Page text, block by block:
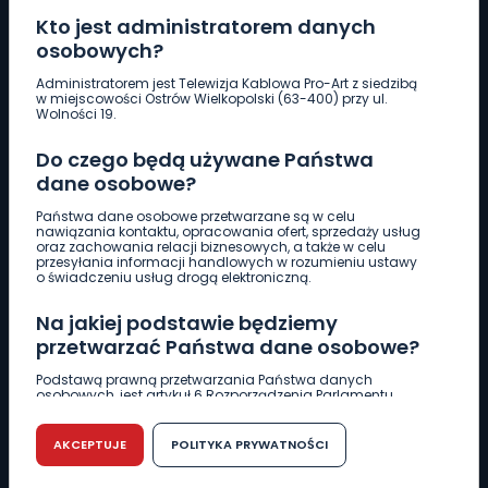
Kto jest administratorem danych
osobowych?
Administratorem jest Telewizja Kablowa Pro-Art z siedzibą
w miejscowości Ostrów Wielkopolski (63-400) przy ul.
Wolności 19.
Do czego będą używane Państwa
dane osobowe?
Państwa dane osobowe przetwarzane są w celu
nawiązania kontaktu, opracowania ofert, sprzedaży usług
oraz zachowania relacji biznesowych, a także w celu
przesyłania informacji handlowych w rozumieniu ustawy
o świadczeniu usług drogą elektroniczną.
Na jakiej podstawie będziemy
przetwarzać Państwa dane osobowe?
Podstawą prawną przetwarzania Państwa danych
osobowych, jest artykuł 6 Rozporządzenia Parlamentu
r. w sprawie ochrony osób fizycznych w związku z
przetwarzaniem danych osobowych w sprawie
swobodnego przepływu takich danych oraz uchylenia
dyrektywy 95/46/WE (RODO).
AKCEPTUJE POLITYKA PRYWATNOŚCI
Pobierz logotyp
661 997 997
REDAKCJA
62 735 22 22redakcja@wlkp24.info
DZIAŁ REKLAMY
62 735 01 85 reklama@wlkp24.info
WIADOMOŚCI
CIEKAWOSTKI